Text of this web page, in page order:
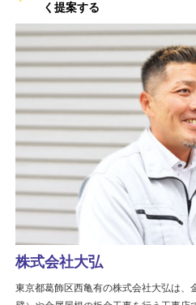
く提案する
株式会社大弘
東京都葛飾区西亀有の株式会社大弘は、